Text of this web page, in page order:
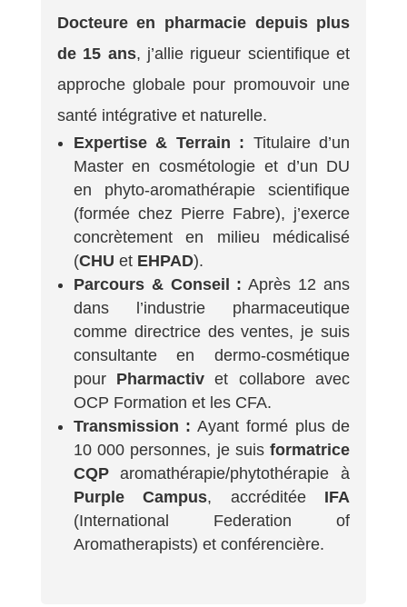
Docteure en pharmacie depuis plus
de 15 ans, j’allie rigueur scientifique et
approche globale pour promouvoir une
santé intégrative et naturelle.
Expertise & Terrain : Titulaire d’un
Master en cosmétologie et d’un DU
en phyto-aromathérapie scientifique
(formée chez Pierre Fabre), j’exerce
concrètement en milieu médicalisé
(CHU et EHPAD).
Parcours & Conseil : Après 12 ans
dans l’industrie pharmaceutique
comme directrice des ventes, je suis
consultante en dermo-cosmétique
pour Pharmactiv et collabore avec
OCP Formation et les CFA.
Transmission : Ayant formé plus de
10 000 personnes, je suisformatrice
CQParomathérapie/phytothérapie à
Purple Campus, accréditée IFA
(International Federation of
Aromatherapists) et conférencière.